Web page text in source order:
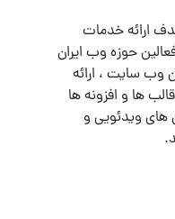
در سال ۱۳۸۶ با هدف ارائه خدمات
حوزه وب ایران
وب سایت ، ارائه
ها و افزونه ها
های ویدئویی و